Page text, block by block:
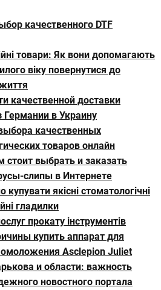
качественного DTF
товари: Як вони допомагають
віку повернутися до
качественной доставки
Германии в Украину
качественных
товаров онлайн
стоит выбрать и заказать
слипы в Интернете
якісні стоматологічні
гладилки
прокату інструментів
купить аппарат для
Asclepion Juliet
и области: важность
новостного портала